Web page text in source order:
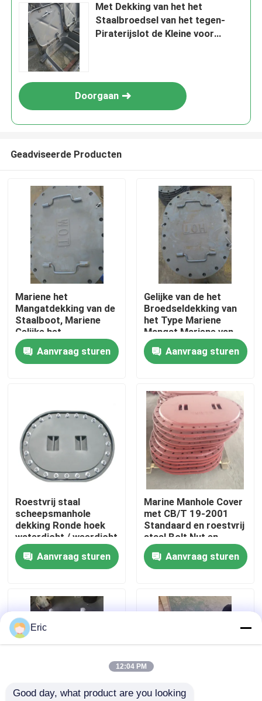
Thuis
Over ons
Fabrieksreis
Kwaliteitscontrole
Contacteer ons
Company News
Mariene Vensters
Met Dekking van het het
Staalbroedsel van het tegen-
Piraterijslot de Kleine voor
Doorgaan
Geadviseerde Producten
Mariene het
Mangatdekking van de
Staalboot, Mariene
Gelijke het
Broedselhardware van
de Typeboot
Aanvraag sturen
Gelijke van de het
Broedseldekking van
het Type Mariene
Mangat Mariene van
de het Staaltoegang
het
Broedselvervanging
Aanvraag sturen
Roestvrij staal
scheepsmanhole
dekking Ronde hoek
waterdicht / weerdicht
Aanvraag sturen
Marine Manhole Cover
met CB/T 19-2001
Standaard en roestvrij
staal Bolt Nut en
Washer voor
verschillende tanks op
schepen
Aanvraag sturen
Eric
12:04 PM
Good day, what product are you looking